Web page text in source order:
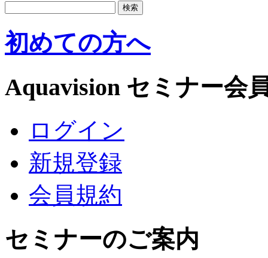
初めての方へ
Aquavision セミナー会
ログイン
新規登録
会員規約
セミナーのご案内